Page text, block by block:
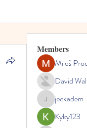
Members
Miloš
David
jeckadem
jeckadem
Kyky123